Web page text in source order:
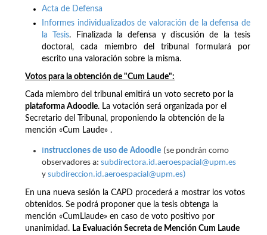
Acta de Defensa
Informes individualizados de valoración de la defensa de
la Tesis. Finalizada la defensa y discusión de la tesis
doctoral, cada miembro del tribunal formulará por
escrito una valoración sobre la misma.
Votos para la obtención de "Cum Laude":
Cada miembro del tribunal emitirá un voto secreto por la
plataforma Adoodle. La votación será organizada por el
Secretario del Tribunal, proponiendo la obtención de la
mención «Cum Laude» .
nstrucciones de uso de Adoodle (se pondrán como
observadores a: subdirectora.id.aeroespacial@upm.es
y subdireccion.id.aeroespacial@upm.es)
En una nueva sesión la CAPD procederá a mostrar los votos
obtenidos. Se podrá proponer que la tesis obtenga la
mención «CumLlaude» en caso de voto positivo por
unanimidad. La Evaluación Secreta de Mención Cum Laude